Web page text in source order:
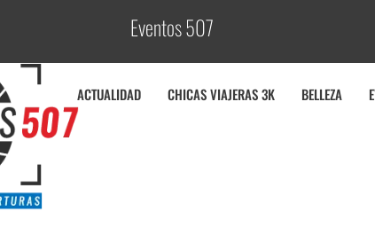
Eventos 507 Cob
ACTUALIDAD CHICAS VIAJERAS 3K BELLEZA